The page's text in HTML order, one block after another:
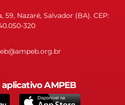
Nazaré, Salvador (BA). CEP:
320
aplicativo AMPEB